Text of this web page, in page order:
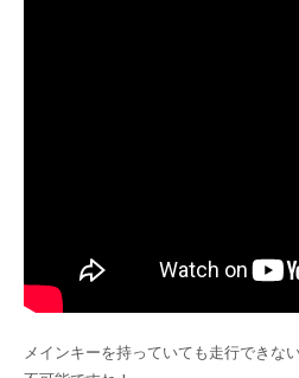
メインキーを持っていても走行できな